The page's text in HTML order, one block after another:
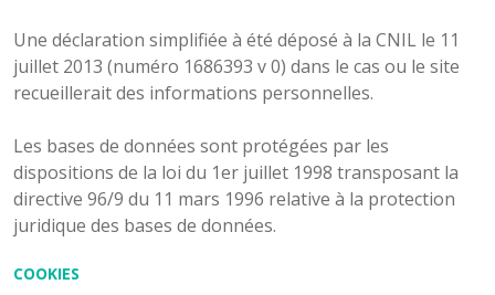
Une déclaration simplifiée à été déposé à la CNIL le 11
juillet 2013 (numéro 1686393 v 0) dans le cas ou le site
recueillerait des informations personnelles.
Les bases de données sont protégées par les
dispositions de la loi du 1er juillet 1998 transposant la
directive 96/9 du 11 mars 1996 relative à la protection
juridique des bases de données.
COOKIES